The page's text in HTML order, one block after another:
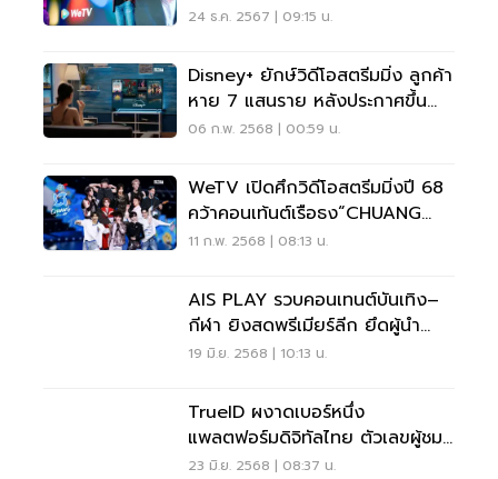
กระแสโต 14%
24 ธ.ค. 2567 | 09:15 น.
Disney+ ยักษ์วิดีโอสตรีมมิ่ง ลูกค้า
หาย 7 แสนราย หลังประกาศขึ้น
ราคา
06 ก.พ. 2568 | 00:59 น.
WeTV เปิดศึกวิดีโอสตรีมมิ่งปี 68
คว้าคอนเท้นต์เรือธง“CHUANG
Asia Season 2”
11 ก.พ. 2568 | 08:13 น.
AIS PLAY รวบคอนเทนต์บันเทิง–
กีฬา ยิงสดพรีเมียร์ลีก ยึดผู้นำ
บริการสตรีมมิ่ง
19 มิ.ย. 2568 | 10:13 น.
TrueID ผงาดเบอร์หนึ่ง
แพลตฟอร์มดิจิทัลไทย ตัวเลขผู้ชม
13 ล้านคน
23 มิ.ย. 2568 | 08:37 น.